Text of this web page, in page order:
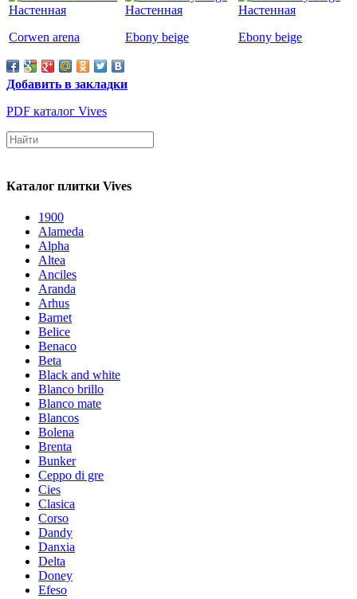
Corwen arena Ebony beige Ebony beige
Добавить в закладки
PDF каталог Vives
Каталог плитки Vives
1900
Alameda
Alpha
Altea
Anciles
Aranda
Arhus
Barnet
Belice
Benaco
Beta
Black and white
Blanco brillo
Blanco mate
Blancos
Bolena
Brenta
Bunker
Ceppo di gre
Cies
Clasica
Corso
Dandy
Danxia
Delta
Doney
Efeso